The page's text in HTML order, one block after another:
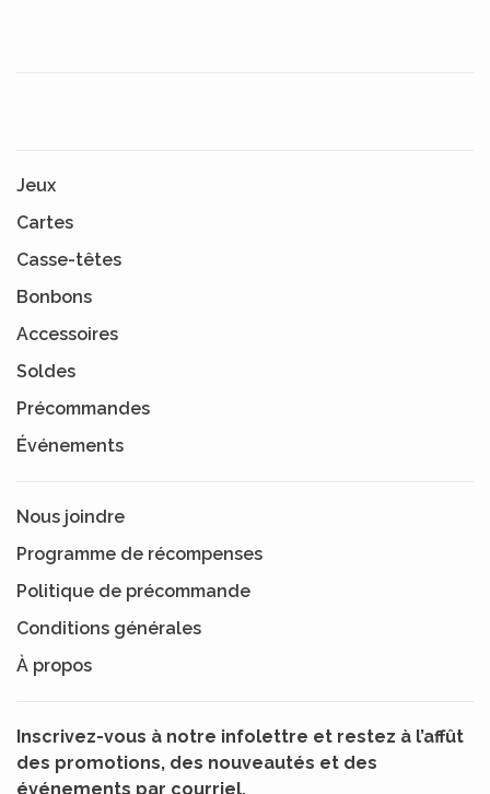
Jeux
Cartes
Casse-têtes
Bonbons
Accessoires
Soldes
Précommandes
Événements
Nous joindre
Programme de récompenses
Politique de précommande
Conditions générales
À propos
Inscrivez-vous à notre infolettre et restez à l’affût
des promotions, des nouveautés et des
événements par courriel.